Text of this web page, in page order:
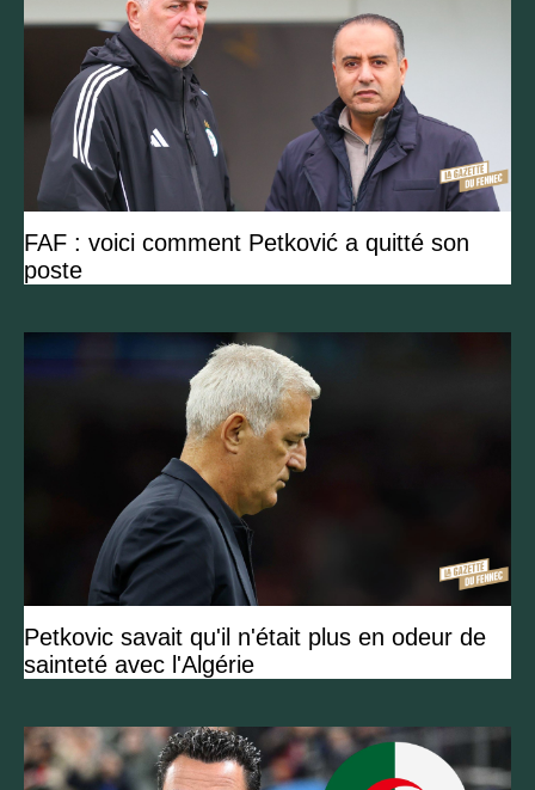
FAF : voici comment Petković a quitté son
poste
Petkovic savait qu'il n'était plus en odeur de
sainteté avec l'Algérie